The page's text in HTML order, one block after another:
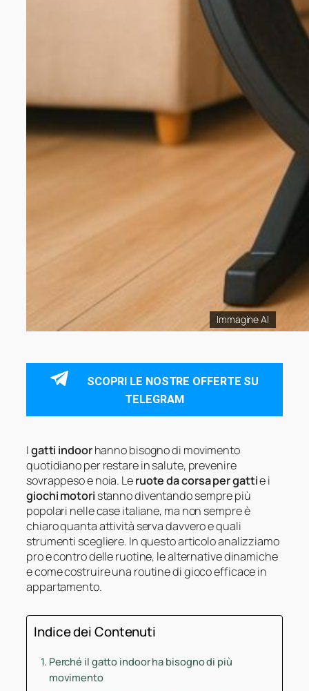
Immagine AI
SCOPRI LE NOSTRE OFFERTE SU
TELEGRAM
Igatti indoorhanno bisogno di movimento
quotidiano per restare in salute, prevenire
sovrappeso e noia. Leruote da corsa per gattie i
giochi motori stanno diventando sempre più
popolari nelle case italiane, ma non sempre è
chiaro quanta attività serva davvero e quali
strumenti scegliere. In questo articolo analizziamo
pro e contro delle ruotine, le alternative dinamiche
e come costruire una routine di gioco efficace in
appartamento.
Indice dei Contenuti
Perché il gatto indoor ha bisogno di più
movimento